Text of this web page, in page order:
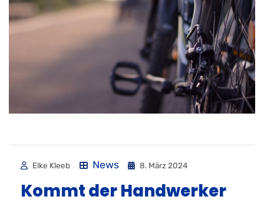
Elke Kleeb News 8. März 2024
Kommt der Handwerker